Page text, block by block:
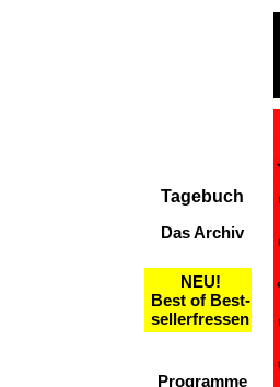
Tagebuch
Das Archiv
NEU!
Best of Best-
sellerfressen
Programme